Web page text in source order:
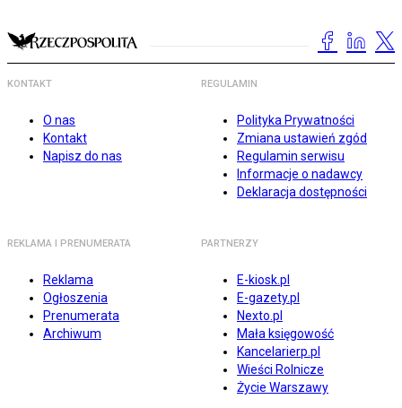
KONTAKT
O nas
Kontakt
Napisz do nas
REGULAMIN
Polityka Prywatności
Zmiana ustawień zgód
Regulamin serwisu
Informacje o nadawcy
Deklaracja dostępności
REKLAMA I PRENUMERATA
Reklama
Ogłoszenia
Prenumerata
Archiwum
PARTNERZY
E-kiosk.pl
E-gazety.pl
Nexto.pl
Mała księgowość
Kancelarierp.pl
Wieści Rolnicze
Życie Warszawy